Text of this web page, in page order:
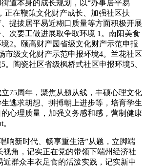
道本身的成长规划，以“办事居平易
正在鞭策文化财产成长、加强社区扶
提拔居平易近糊口质量等方面积极开展
次要工做进展取争取环境 1。南阳美食
2。颐高财产园省级文化财产示范申报
市级文化财产示范申报环境4。兰花社区
。陶瓷社区省级枫桥式社区申报环境5、
周年，聚焦从题从线，丰硕心理文化
逃求胡想、拼搏朝上进步等，培育学生
心理质量，加强义务感和感，营制健康
新时代、畅享重生活”从题，立脚端
视角，记实正在党的带领下端州经济社
近群众丰衣足食的活泼实践，记实新中